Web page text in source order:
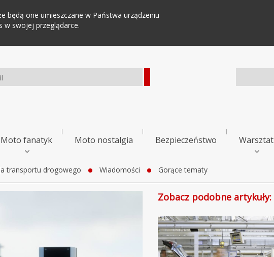
będą one umieszczane w Państwa urządzeniu
w swojej przeglądarce.
Moto fanatyk Moto nostalgia Bezpieczeństwo Warsztat
transportu drogowego Wiadomości Gorące tematy
Zobacz podobne artykuły: